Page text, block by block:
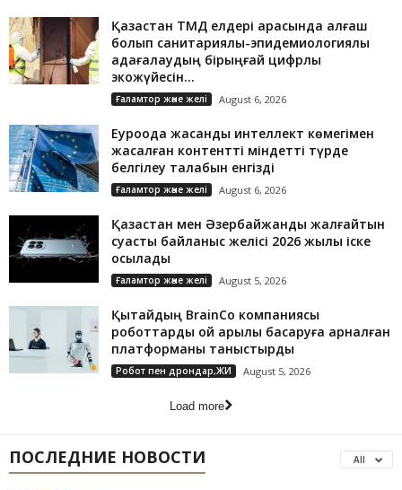
Қазақстан ТМД елдері арасында алғаш
болып санитариялық-эпидемиологиялық
қадағалаудың бірыңғай цифрлық
экожүйесін...
Ғаламтор және желі August 6, 2026
Еуроодақ жасанды интеллект көмегімен
жасалған контентті міндетті түрде
белгілеу талабын енгізді
Ғаламтор және желі August 6, 2026
Қазақстан мен Әзербайжанды жалғайтын
суасты байланыс желісі 2026 жылы іске
қосылады
Ғаламтор және желі August 5, 2026
Қытайдың BrainCo компаниясы
роботтарды ой арқылы басқаруға арналған
платформаны таныстырды
Робот пен дрондар,ЖИ August 5, 2026
Load more
ПОСЛЕДНИЕ НОВОСТИ All